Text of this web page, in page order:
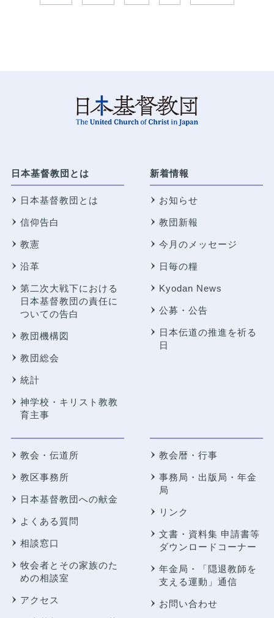
日本基督教団とは
日本基督教団とは
信仰告白
教憲
沿革
第二次大戦下における
日本基督教団の責任に
ついての告白
教団機構図
教団総会
統計
神学校・キリスト教教
育主事
新着情報
お知らせ
教団新報
今月のメッセージ
日毎の糧
Kyodan News
公募・公告
日本伝道の推進を祈る
日
教会・伝道所
教区事務所
日本基督教団への献金
よくある質問
相談窓口
牧会者とその家族のた
めの相談室
アクセス
教会暦・行事
事務局・出版局・年金
局
リンク
文書・資料集 申請書等
ダウンロードコーナー
年金局・
「隠退教師を
支える運動」通信
お問い合わせ